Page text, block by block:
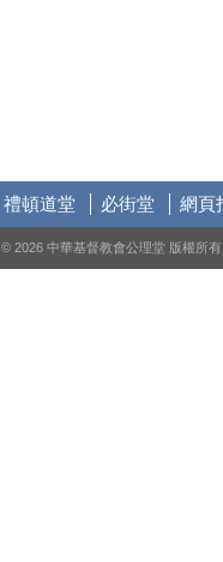
禮頓道堂 必街堂 網頁
© 2026 中華基督教會公理堂 版權所